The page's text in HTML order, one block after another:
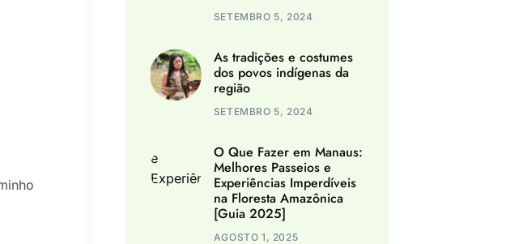
SETEMBRO 5, 2024
As tradições e costumes
dos povos indígenas da
região
SETEMBRO 5, 2024
O Que Fazer em Manaus:
Melhores Passeios e
Experiências Imperdíveis
na Floresta Amazônica
[Guia 2025]
AGOSTO 1, 2025